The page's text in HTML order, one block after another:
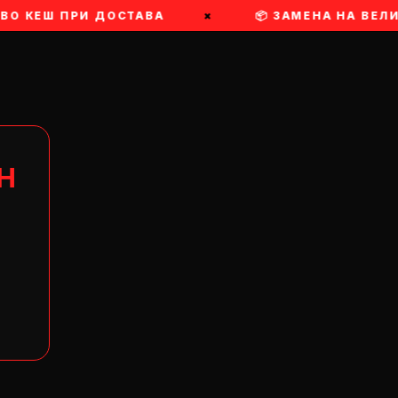
КЕШ ПРИ ДОСТАВА × 📦 ЗАМЕНА НА